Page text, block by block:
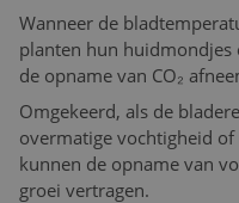
Wanneer de
planten hun
de opname van CO₂
Omgekeerd, als de
overmatige vochtigheid
kunnen de opname van
groei vertragen.